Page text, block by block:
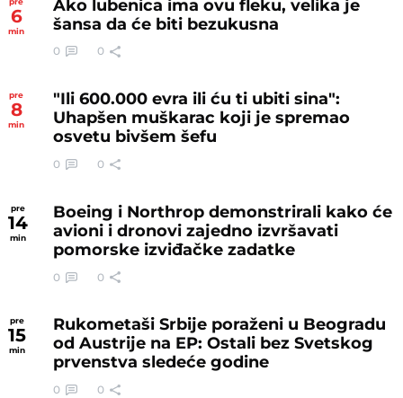
6
min
Ako lubenica ima ovu fleku, velika je
šansa da će biti bezukusna
0 0
pre
8
min
"Ili 600.000 evra ili ću ti ubiti sina":
Uhapšen muškarac koji je spremao
osvetu bivšem šefu
0 0
pre
14
min
Boeing i Northrop demonstrirali kako će
avioni i dronovi zajedno izvršavati
pomorske izviđačke zadatke
0 0
pre
15
min
Rukometaši Srbije poraženi u Beogradu
od Austrije na EP: Ostali bez Svetskog
prvenstva sledeće godine
0 0